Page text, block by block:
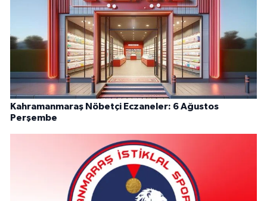
Kahramanmaraş Nöbetçi Eczaneler: 6 Ağustos
Perşembe